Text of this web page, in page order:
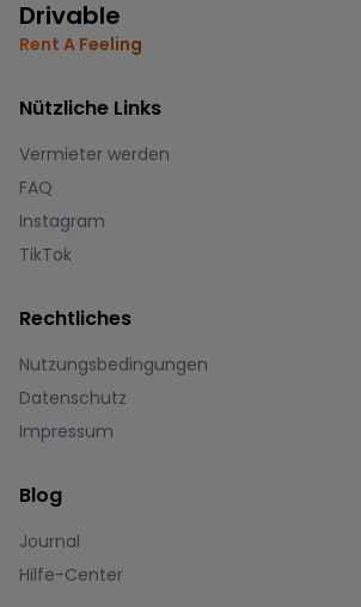
Drivable
Rent A Feeling
Nützliche Links
Vermieter werden
FAQ
Instagram
TikTok
Rechtliches
Nutzungsbedingungen
Datenschutz
Impressum
Blog
Journal
Hilfe-Center